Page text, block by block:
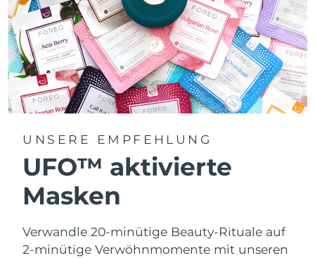
UNSERE EMPFEHLUNG
UFO™ aktivierte
Masken
Verwandle 20-minütige Beauty-Rituale auf
2-minütige Verwöhnmomente mit unseren